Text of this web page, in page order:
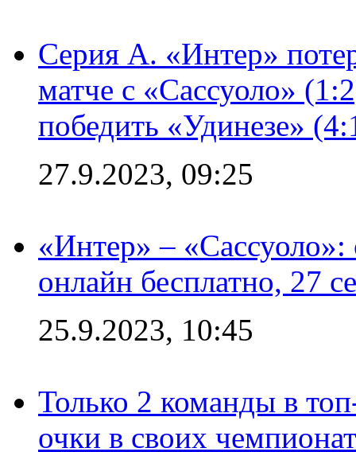
Серия А. «Интер»
матче с «Сассуоло»
победить «Удинезе»
27.9.2023, 09:25
«Интер» –
онлайн бесплатно, 27
25.9.2023, 10:45
Только 2 команды в
очки в своих